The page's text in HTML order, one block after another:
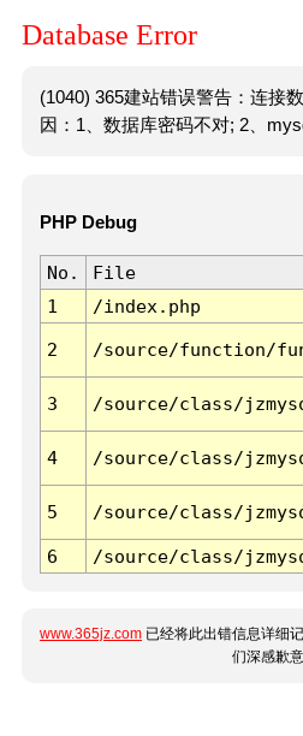
Database Error
(1040) 365建站错误警告：连接
因：1、数据库密码不对; 2、
PHP Debug
No. File
1
/index.php
2 /source/function/
3 /source/class/
4 /source/class/
5 /source/class/
6 /source/class/
www.365jz.com 已经将此出错信息详细
们深感歉